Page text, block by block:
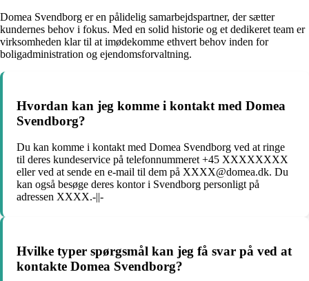
Domea Svendborg er en pålidelig samarbejdspartner, der sætter
kundernes behov i fokus. Med en solid historie og et dedikeret team er
virksomheden klar til at imødekomme ethvert behov inden for
boligadministration og ejendomsforvaltning.
Hvordan kan jeg komme i kontakt med Domea
Svendborg?
Du kan komme i kontakt med Domea Svendborg ved at ringe
til deres kundeservice på telefonnummeret +45 XXXXXXXX
eller ved at sende en e-mail til dem på XXXX@domea.dk. Du
kan også besøge deres kontor i Svendborg personligt på
adressen XXXX.-||-
Hvilke typer spørgsmål kan jeg få svar på ved at
kontakte Domea Svendborg?